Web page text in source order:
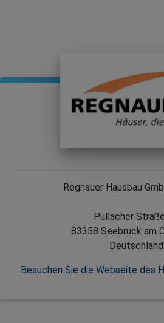
Regnauer Hausbau
Pullacher
83358 Seebruck am
Deutschland
Besuchen Sie die Webseite des